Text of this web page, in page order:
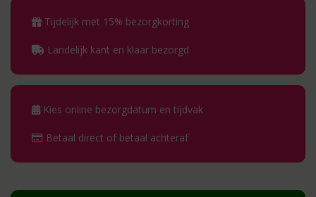
Tijdelijk met 15% bezorgkorting
Landelijk kant en klaar bezorgd
Kies online bezorgdatum en tijdvak
Betaal direct of betaal achteraf